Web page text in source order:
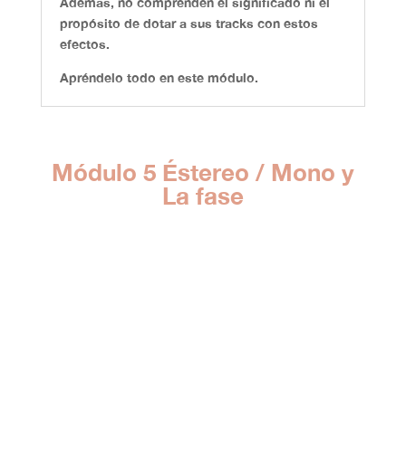
propósito de dotar a sus tracks con estos
efectos.
Apréndelo todo en este módulo.
Módulo 5 Éstereo / Mono y
La fase